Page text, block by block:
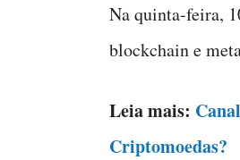
Na quinta-feira,
blockchain e
Leia mais:
Criptomoedas?